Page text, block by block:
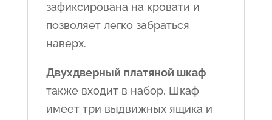
зафиксирована на кровати и
позволяет легко забраться
наверх.
Двухдверный платяной шкаф
также входит в набор. Шкаф
имеет три выдвижных ящика и